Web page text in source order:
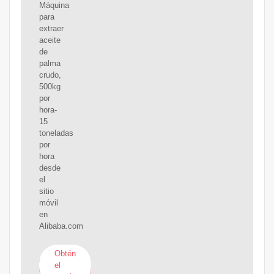
Máquina
para
extraer
aceite
de
palma
crudo,
500kg
por
hora-
15
toneladas
por
hora
desde
el
sitio
móvil
en
Alibaba.com
Obtén
el